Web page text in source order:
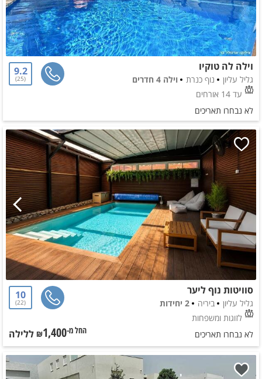
וילה לה טוקיו
גליל עליון נוף כנרת
וילה 4 חדרים
עד 14 אורחים
9.2
25
לא נבחרו תאריכים
סוויטות נוף ליער
גליל עליון ביריה
2 יחידות
לזוגות ומשפחות
10
22
לא נבחרו תאריכים החל מ-₪1,400 ללילה